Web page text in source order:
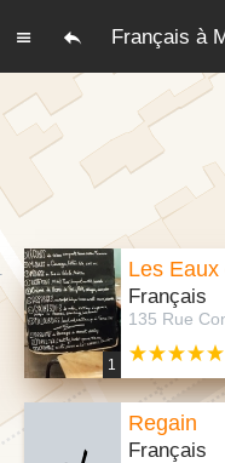
Français à
1
Les
Français
135 Rue
Regain
Français